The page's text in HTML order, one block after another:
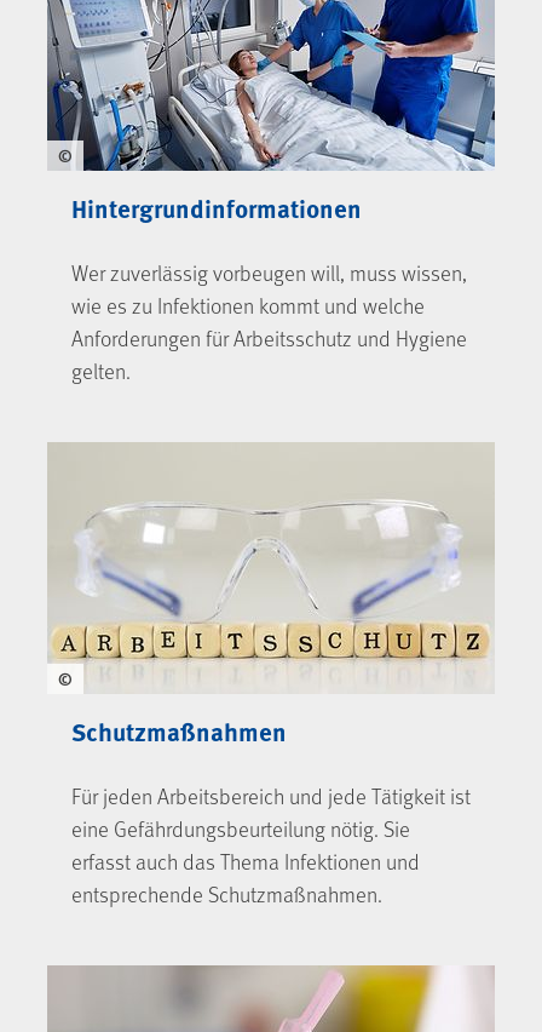
©
Hintergrundinformationen
Wer zuverlässig vorbeugen will, muss wissen,
wie es zu Infektionen kommt und welche
Anforderungen für Arbeitsschutz und Hygiene
gelten.
©
Schutzmaßnahmen
Für jeden Arbeitsbereich und jede Tätigkeit ist
eine Gefährdungsbeurteilung nötig. Sie
erfasst auch das Thema Infektionen und
entsprechende Schutzmaßnahmen.